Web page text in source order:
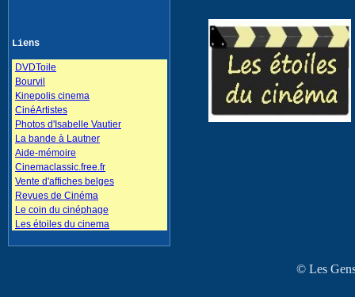
Liens
DVDToile
Bourvil
Kinepolis cinema
CinéArtistes
Photos d'Isabelle Vautier
La bande à Lautner
Aide-mémoire
Cinemaclassic.free.fr
Vente d'affiches belges
Revues de Cinéma
Le coin du cinéphage
Les étoiles du cinema
© Les